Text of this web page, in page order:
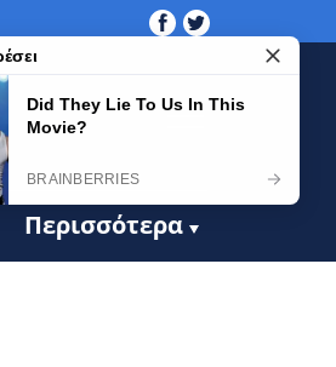
Περισσότερα